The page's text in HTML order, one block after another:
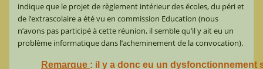
indique que le projet de règlement intérieur des écoles, du péri et
de l’extrascolaire a été vu en commission Education (nous
n’avons pas participé à cette réunion, il semble qu’il y ait eu un
problème informatique dans l’acheminement de la convocation).
Remarque : il y a donc eu un dysfonctionnement